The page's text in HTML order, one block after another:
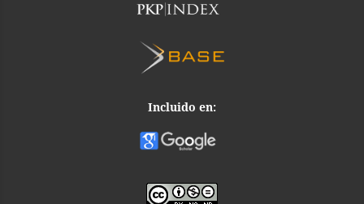
Incluido en: